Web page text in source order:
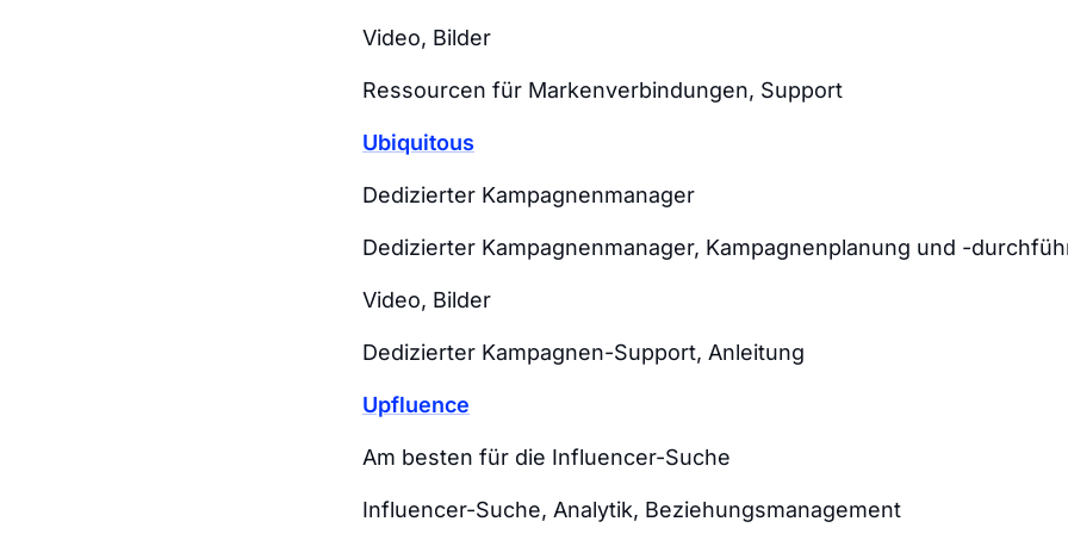
Video, Bilder
Ressourcen für Markenverbindungen, Support
Ubiquitous
Dedizierter Kampagnenmanager
Dedizierter Kampagnenmanager, Kampagnenplanung und -
Video, Bilder
Dedizierter Kampagnen-Support, Anleitung
Upfluence
Am besten für die Influencer-Suche
Influencer-Suche, Analytik, Beziehungsmanagement